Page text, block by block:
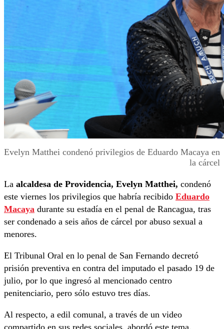
Evelyn Matthei condenó privilegios de Eduardo Macaya en
la cárcel
La alcaldesa de Providencia, Evelyn Matthei, condenó
este viernes los privilegios que habría recibido Eduardo
Macaya durante su estadía en el penal de Rancagua, tras
ser condenado a seis años de cárcel por abuso sexual a
menores.
El Tribunal Oral en lo penal de San Fernando decretó
prisión preventiva en contra del imputado el pasado 19 de
julio, por lo que ingresó al mencionado centro
penitenciario, pero sólo estuvo tres días.
Al respecto, a edil comunal, a través de un video
compartido en sus redes sociales, abordó este tema,